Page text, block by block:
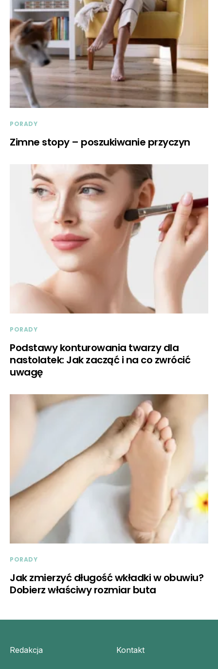
PORADY
Zimne stopy – poszukiwanie przyczyn
PORADY
Podstawy konturowania twarzy dla
nastolatek: Jak zacząć i na co zwrócić
uwagę
PORADY
Jak zmierzyć długość wkładki w obuwiu?
Dobierz właściwy rozmiar buta
Redakcja Kontakt